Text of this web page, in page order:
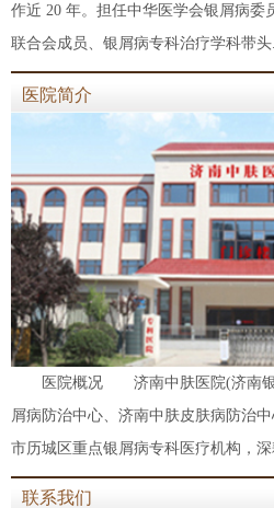
作近 20 年。担任中华医学会银屑病委
联合会成员、银屑病专科治疗学科带头
医院简介
医院概况 济南中肤医院(济南银
屑病防治中心、济南中肤皮肤病防治
市历城区重点银屑病专科医疗机构，深
联系我们